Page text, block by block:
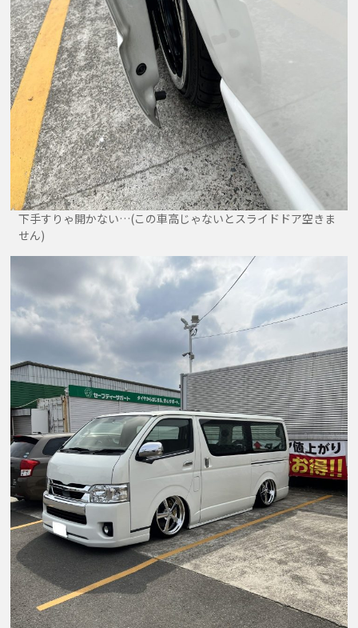
下手すりゃ開かない…(この車高じゃないとスライドドア空きま
せん)